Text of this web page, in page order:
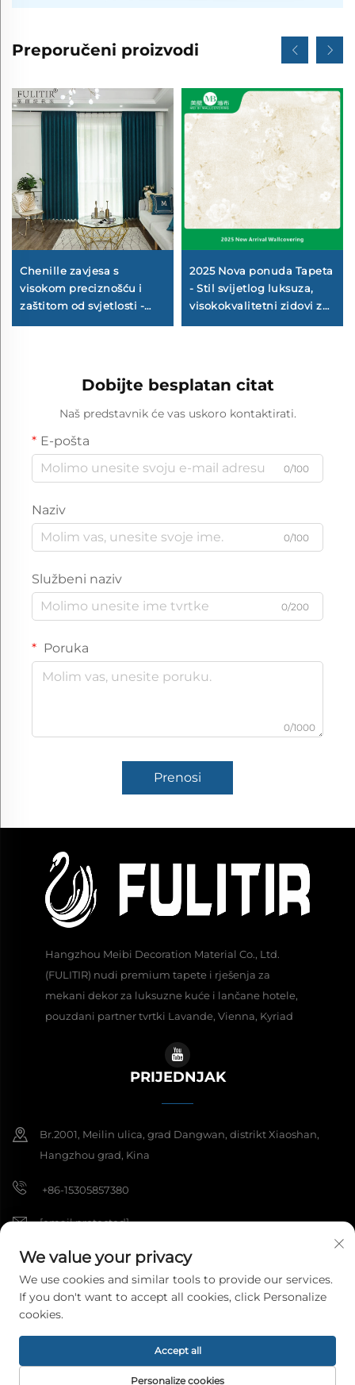
Preporučeni proizvodi
Chenille zavjesa s
visokom preciznošću i
zaštitom od svjetlosti -
na vjetar i toplinska za
spavaću sobu i dnevni
boravak
2025 Nova ponuda Tapeta
- Stil svijetlog luksuza,
visokokvalitetni zidovi za
izravno s tvornice
Dobijte besplatan citat
Naš predstavnik će vas uskoro kontaktirati.
E-pošta
0/100
Naziv
0/100
Službeni naziv
0/200
Poruka
0/1000
Prenosi
Hangzhou Meibi Decoration Material Co., Ltd.
(FULITIR) nudi premium tapete i rješenja za
mekani dekor za luksuzne kuće i lančane hotele,
pouzdani partner tvrtki Lavande, Vienna, Kyriad
PRIJEDNJAK
Br.2001, Meilin ulica, grad Dangwan, distrikt Xiaoshan,
Hangzhou grad, Kina
+86-15305857380
[email protected]
Copyright © 2026 Hangzhou Meibi Dekoracijski materijali Co., Ltd.
Sva prava su rezervirana. Politika privatnosti
We value your privacy
We use cookies and similar tools to provide our services.
If you don't want to accept all cookies, click Personalize
cookies.
Personalize cookies
Accept all